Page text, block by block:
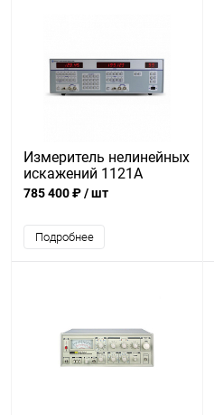
Измеритель нелинейных
искажений 1121A
785 400 ₽/ шт
Подробнее